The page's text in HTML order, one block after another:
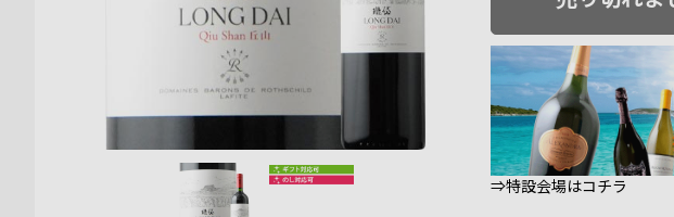
⇒特設会場はコチラ